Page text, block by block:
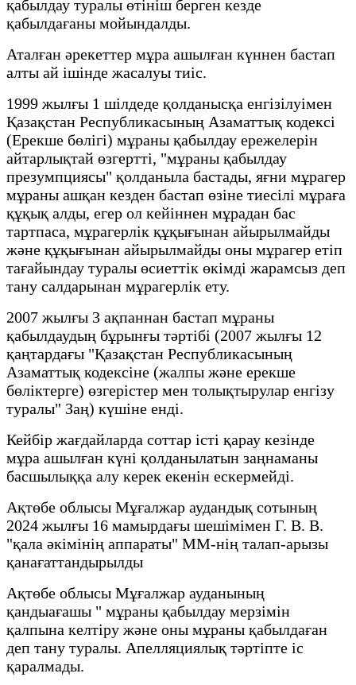
қабылдау туралы өтініш берген кезде
қабылдағаны мойындалды.
Аталған әрекеттер мұра ашылған күннен бастап
алты ай ішінде жасалуы тиіс.
1999 жылғы 1 шілдеде қолданысқа енгізілуімен
Қазақстан Республикасының Азаматтық кодексі
(Ерекше бөлігі) мұраны қабылдау ережелерін
айтарлықтай өзгертті, "мұраны қабылдау
презумпциясы" қолданыла бастады, яғни мұрагер
мұраны ашқан кезден бастап өзіне тиесілі мұраға
құқық алды, егер ол кейіннен мұрадан бас
тартпаса, мұрагерлік құқығынан айырылмайды
және құқығынан айырылмайды оны мұрагер етіп
тағайындау туралы өсиеттік өкімді жарамсыз деп
тану салдарынан мұрагерлік ету.
2007 жылғы 3 ақпаннан бастап мұраны
қабылдаудың бұрынғы тәртібі (2007 жылғы 12
қаңтардағы "Қазақстан Республикасының
Азаматтық кодексіне (жалпы және ерекше
бөліктерге) өзгерістер мен толықтырулар енгізу
туралы" Заң) күшіне енді.
Кейбір жағдайларда соттар істі қарау кезінде
мұра ашылған күні қолданылатын заңнаманы
басшылыққа алу керек екенін ескермейді.
Ақтөбе облысы Мұғалжар аудандық сотының
2024 жылғы 16 мамырдағы шешімімен Г. В. В.
"қала әкімінің аппараты" ММ-нің талап-арызы
қанағаттандырылды
Ақтөбе облысы Мұғалжар ауданының
қандыағашы " мұраны қабылдау мерзімін
қалпына келтіру және оны мұраны қабылдаған
деп тану туралы. Апелляциялық тәртіпте іс
қаралмады.